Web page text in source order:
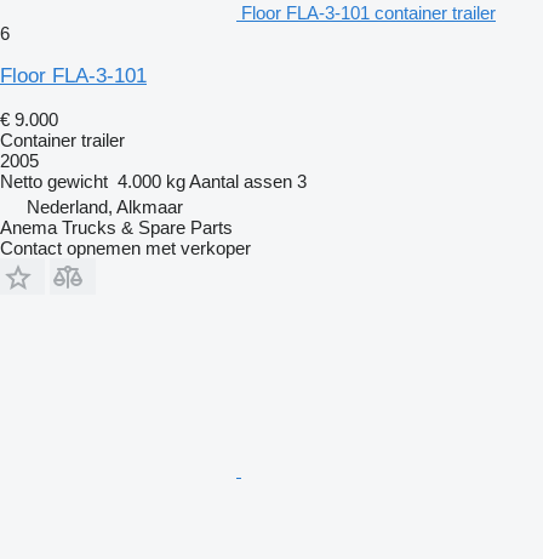
Floor FLA-3-101 container trailer
6
Floor FLA-3-101
€ 9.000
Container trailer
2005
Netto gewicht 4.000 kgAantal assen 3
Nederland, Alkmaar
Anema Trucks & Spare Parts
Contact opnemen met verkoper